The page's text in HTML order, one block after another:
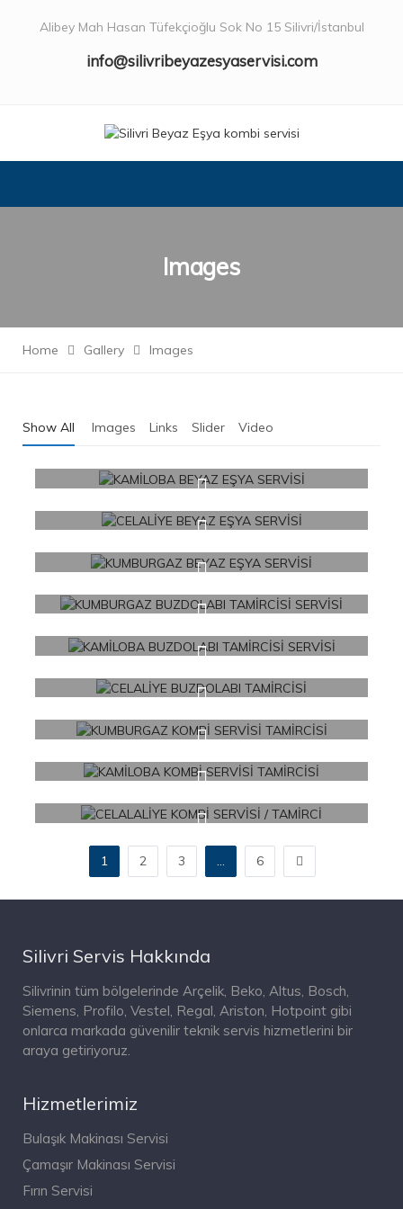
Alibey Mah Hasan Tüfekçioğlu Sok No 15 Silivri/İstanbul
info@silivribeyazesyaservisi.com
Images
Home Gallery Images
Show All Images Links Slider Video
1 2 3 … 6
Silivri Servis Hakkında
Silivrinin tüm bölgelerinde Arçelik, Beko, Altus, Bosch,
Siemens, Profilo, Vestel, Regal, Ariston, Hotpoint gibi
onlarca markada güvenilir teknik servis hizmetlerini bir
araya getiriyoruz.
Hizmetlerimiz
Bulaşık Makinası Servisi
Çamaşır Makinası Servisi
Fırın Servisi